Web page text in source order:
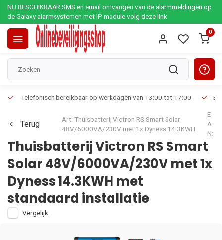
NU BESCHIKBAAR SMS en email ontvangen van de alarmmeldingen op
de Galaxy alarmsystemen met IP module volg deze link
0
Telefonisch bereikbaar op werkdagen van 13:00 tot 17:00
Terug
Art: Thuisbatterij Victron RS Smart Solar
48V/6000VA/230V met 1x Dyness 14.3KWH
E
A
N:
Thuisbatterij Victron RS Smart
Solar 48V/6000VA/230V met 1x
Dyness 14.3KWH met
standaard installatie
Vergelijk